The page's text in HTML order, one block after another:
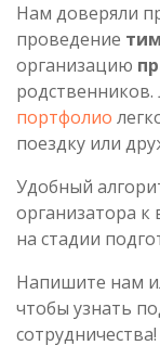
Нам доверяли
проведение
организацию
портфолио
поездку или
Удобный
организатора
на стадии
Напишите нам
чтобы узнать
сотрудничества!